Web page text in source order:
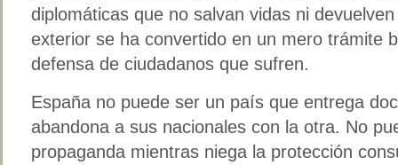
diplomáticas que no salvan vidas ni
exterior se ha convertido en un mero trámite
defensa de ciudadanos que sufren.
España no puede ser un país que entrega
abandona a sus nacionales con la otra. No
propaganda mientras niega la protección